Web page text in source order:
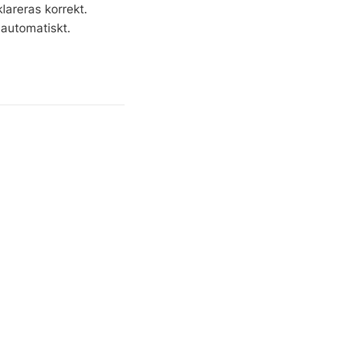
korrekt.